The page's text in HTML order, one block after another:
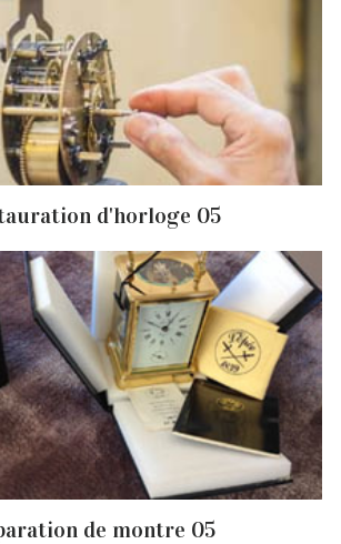
d'horloge 05
de montre 05